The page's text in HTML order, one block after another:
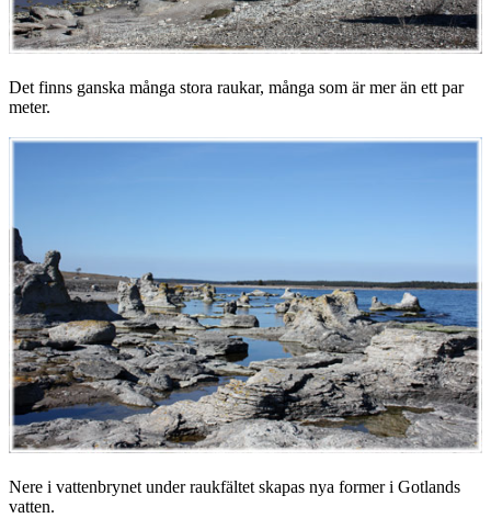
Det finns ganska många stora raukar, många som är mer än ett par
meter.
Nere i vattenbrynet under raukfältet skapas nya former i Gotlands
vatten.